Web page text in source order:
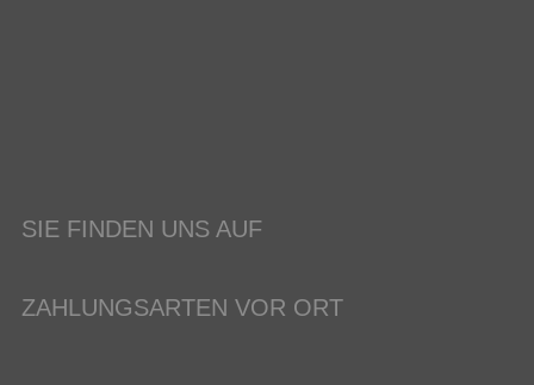
SIE FINDEN UNS AUF
ZAHLUNGSARTEN VOR ORT